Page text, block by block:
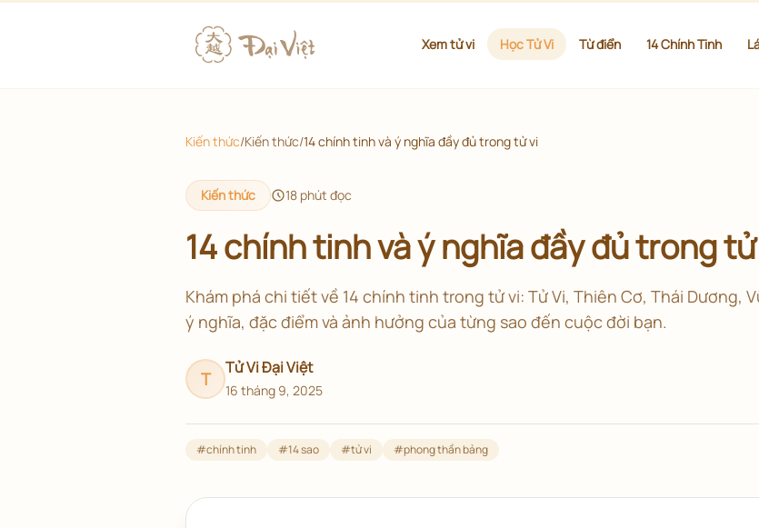
Xem tử vi Học Tử Vi Từ điển 14 Chính Tinh
Kiến thức/Kiến thức/14 chính tinh và ý nghĩa đầy đủ trong tử vi
Kiến thức 18 phút đọc
14 chính tinh và ý nghĩa đầy đủ trong
Khám phá chi tiết về 14 chính tinh trong tử vi: Tử Vi, Thiên Cơ, Thái Dương,
ý nghĩa, đặc điểm và ảnh hưởng của từng sao đến cuộc đời bạn.
T
Tử Vi Đại Việt
16 tháng 9, 2025
#chính tinh #14 sao #tử vi #phong thần bảng